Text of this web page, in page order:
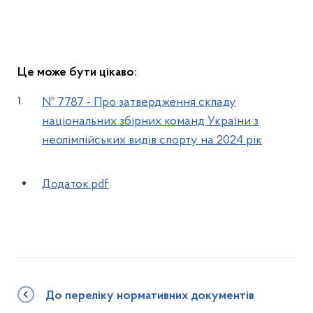
Це може бути цікаво:
№ 7787 - Про затвердження складу
національних збірних команд України з
неолімпійських видів спорту на 2024 рік
Додаток.pdf
До переліку нормативних документів